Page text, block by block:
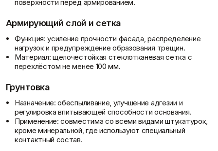
Контакты
поверхности перед армированием.
Армирующий слой и сетка
Функция: усиление прочности фасада, распределение
нагрузок и предупреждение образования трещин.
Материал: щелочестойкая стеклотканевая сетка с
перехлёстом не менее 100 мм.
Грунтовка
Назначение: обеспыливание, улучшение адгезии и
регулировка впитывающей способности основания.
Применение: совместима со всеми видами штукатурок,
кроме минеральной, где используют специальный
контактный состав.